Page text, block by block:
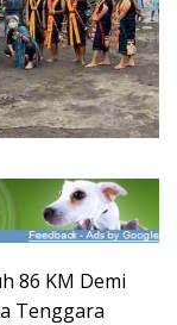
86 KM Demi
Tenggara